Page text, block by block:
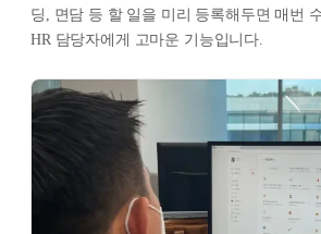
딩, 면담 등 할 일을 미리 등록해두면 매번
HR 담당자에게 고마운 기능입니다.